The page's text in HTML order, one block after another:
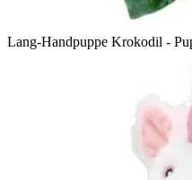
Lang-Handpuppe Krokodil -